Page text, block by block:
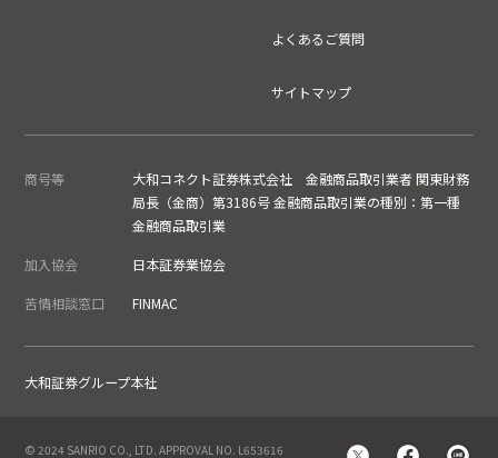
よくあるご質問
サイトマップ
商号等
大和コネクト証券株式会社 金融商品取引業者 関東財務
局長（金商）第3186号 金融商品取引業の種別：第一種
金融商品取引業
加入協会 日本証券業協会
苦情相談窓口 FINMAC
大和証券グループ本社
© 2024 SANRIO CO., LTD. APPROVAL NO. L653616